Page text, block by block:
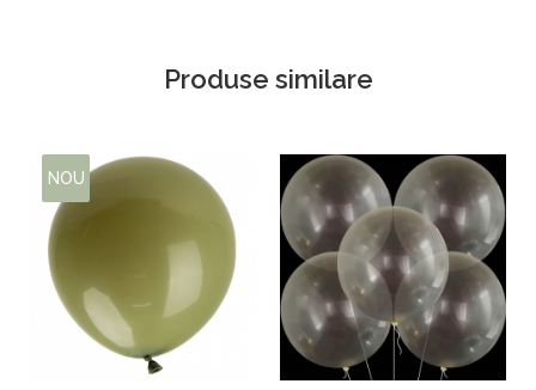
Produse similare
NOU